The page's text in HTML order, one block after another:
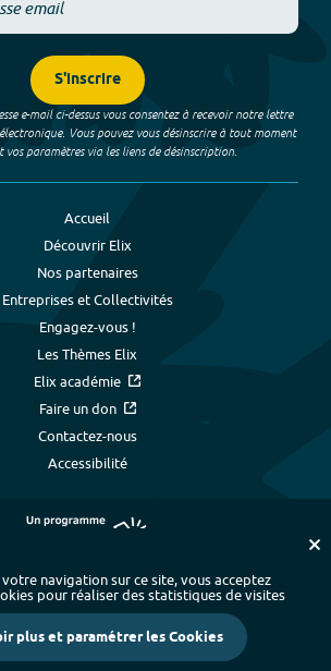
S'inscrire
e-mail ci-dessus vous consentez à recevoir notre lettre
Vous pouvez vous désinscrire à tout moment
vos paramètres via les liens de désinscription.
Accueil
Découvrir Elix
Nos partenaires
Entreprises et Collectivités
Engagez-vous !
Les Thèmes Elix
Elix académie
Faire un don
Contactez-nous
Accessibilité
du site - Index alphabétique
-
personnelles
- Paramétrer les cookies
Crédits
navigation sur ce site, vous acceptez
pour réaliser des statistiques de visites
plus et paramétrer les Cookies